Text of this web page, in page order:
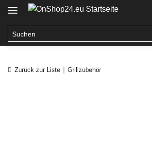
Zurück zur Liste Grillzubehör